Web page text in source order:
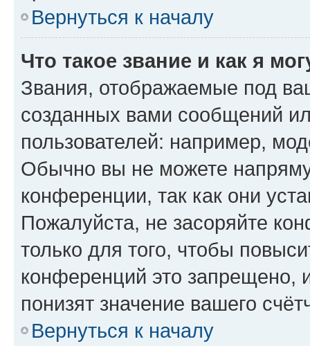
Вернуться к началу
Что такое звание и как я
Звания, отображаемые под
созданных вами сообщений
пользователей: например,
Обычно вы не можете
конференции, так как они
Пожалуйста, не засоряйте
только для того, чтобы
конференций это запрещено,
понизят значение вашего
Вернуться к началу